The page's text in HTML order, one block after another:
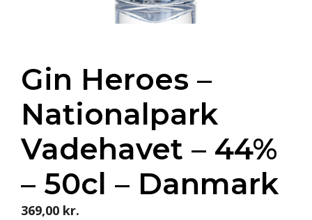
Gin Heroes –
Nationalpark
Vadehavet – 44%
– 50cl – Danmark
369,00 kr.